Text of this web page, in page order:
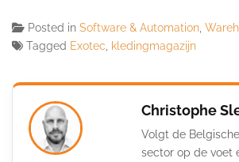
Posted in Software & Automation
Tagged Exotec kledingmagazijn
Christophe
Volgt de
sector op de voet